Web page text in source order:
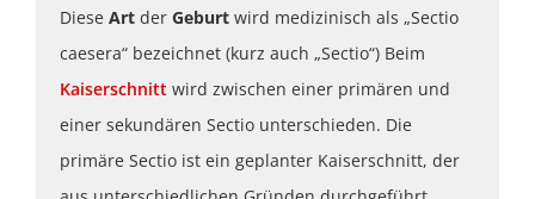
Diese Art der Geburt wird medizinisch als „Sectio
caesera“ bezeichnet (kurz auch „Sectio“) Beim
Kaiserschnitt wird zwischen einer primären und
einer sekundären Sectio unterschieden. Die
primäre Sectio ist ein geplanter Kaiserschnitt, der